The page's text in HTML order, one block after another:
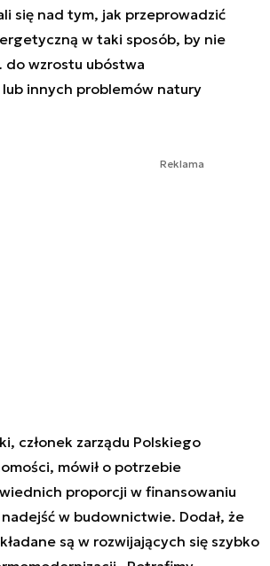
się nad tym, jak przeprowadzić
w taki sposób, by nie
do wzrostu ubóstwa
innych problemów natury
Reklama
członek zarządu Polskiego
mówił o potrzebie
proporcji w finansowaniu
w budownictwie. Dodał, że
są w rozwijających się szybko